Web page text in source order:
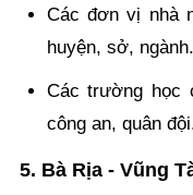
Các đơn vị nhà
huyện, sở, ngành.
Các trường học
công an, quân
5. Bà Rịa - Vũng